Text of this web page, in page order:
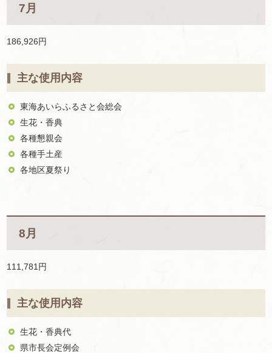
7月
186,926円
主な使用内容
東海あいらふるさと会総会
生花・香典
各種懇親会
各種手土産
各地区夏祭り
8月
111,781円
主な使用内容
生花・香典代
県市長会定例会